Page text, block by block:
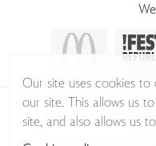
©
Our site uses cookies to
our site. This allows us
site, and also allows us